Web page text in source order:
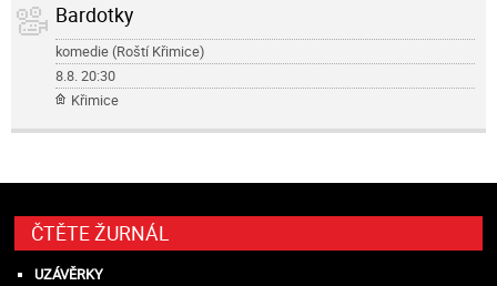
Bardotky
komedie (Roští Křimice)
8.8.20:30
Křimice
ČTĚTE ŽURNÁL
UZÁVĚRKY